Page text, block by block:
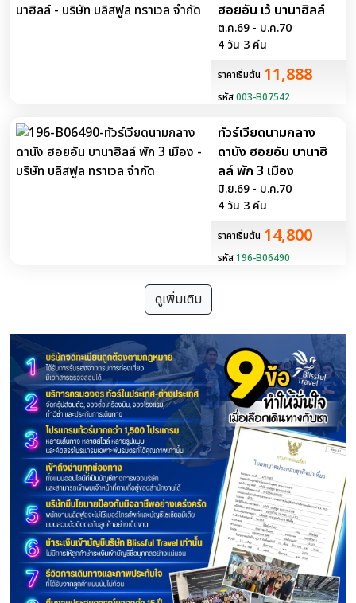
ฮอยอัน เว้ บานาฮิลล์
ต.ค.69 - ม.ค.70
4 วัน 3 คืน
ราคาเริ่มต้น 11,888
รหัส003-B07542
ทัวร์เวียดนามกลาง
ดานัง ฮอยอัน บานาฮิ
ลล์ พัก 3 เมือง
มิ.ย.69 - ม.ค.70
4 วัน 3 คืน
ราคาเริ่มต้น 14,800
รหัส196-B06490
ดูเพิ่มเติม